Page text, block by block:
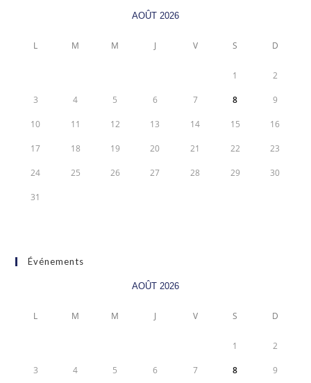
AOÛT 2026
L M M J V S D
1 2
3 4 5 6 7 8 9
10 11 12 13 14 15 16
17 18 19 20 21 22 23
24 25 26 27 28 29 30
31
Événements
AOÛT 2026
L M M J V S D
1 2
3 4 5 6 7 8 9